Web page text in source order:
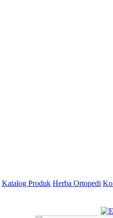
Katalog Produk Herba Ortopedi